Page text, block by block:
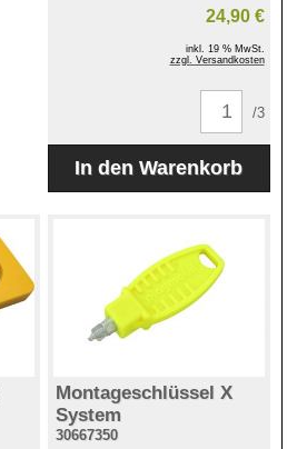
24,90 €
inkl. 19 % MwSt.
zzgl. Versandkosten
/3
Montageschlüssel X
System
30667350